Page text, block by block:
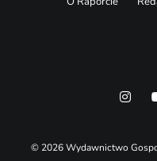
© 2026 Wydawnictwo